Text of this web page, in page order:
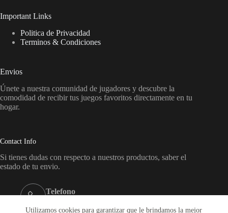
Utilizamos cookies para garantizar que le brindamos la mejor
Important Links
Politica de Privacidad
Terminos & Condiciones
Envios
Únete a nuestra comunidad de jugadores y descubre la
comodidad de recibir tus juegos favoritos directamente en tu
hogar.
Contact Info
Si tienes dudas con respecto a nuestros productos, saber el
estado de tu envio.
Telefono